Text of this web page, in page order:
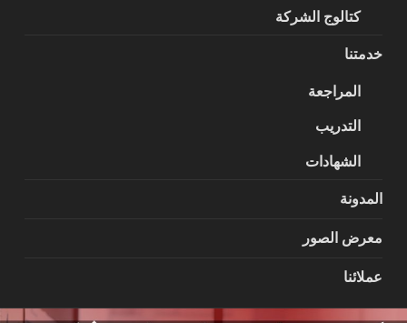
كتالوج الشركة
خدمتنا
المراجعة
التدريب
الشهادات
المدونة
معرض الصور
عملائنا